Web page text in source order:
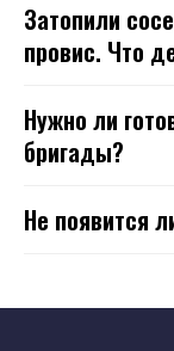
Затопили
провис. Что
Нужно ли
бригады?
Не появится